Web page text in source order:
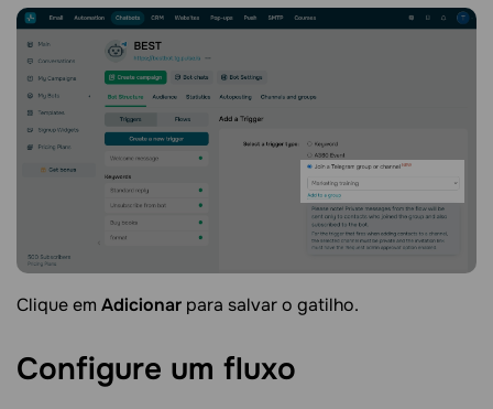
Clique em Adicionar para salvar o gatilho.
Configure um fluxo